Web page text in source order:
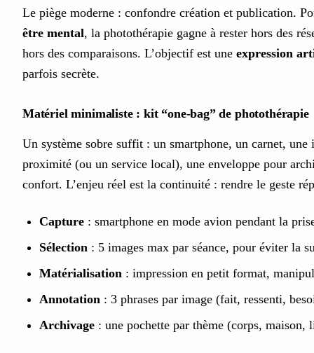
Le piège moderne : confondre création et publication.
être mental, la photothérapie gagne à rester hors des
hors des comparaisons. L’objectif est une expression
parfois secrète.
Matériel minimaliste : kit “one-bag” de photothérapie
Un système sobre suffit : un smartphone, un carnet, une
proximité (ou un service local), une enveloppe pour
confort. L’enjeu réel est la continuité : rendre le geste
Capture : smartphone en mode avion pendant la
Sélection : 5 images max par séance, pour éviter la
Matérialisation : impression en petit format,
Annotation : 3 phrases par image (fait, ressenti,
Archivage : une pochette par thème (corps, maison,